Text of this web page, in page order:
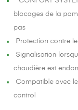
blocages de la
pas
Protection contre
Signalisation
chaudière est
Compatible avec
control